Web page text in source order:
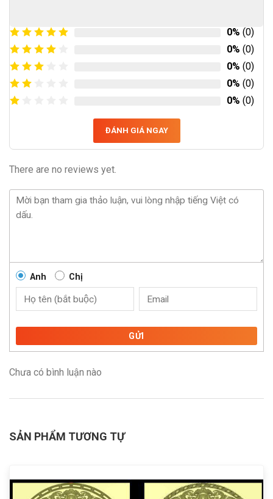
0% (0)
0% (0)
0% (0)
0% (0)
0% (0)
ĐÁNH GIÁ NGAY
There are no reviews yet.
Anh Chị
GỬI
Chưa có bình luận nào
SẢN PHẨM TƯƠNG TỰ